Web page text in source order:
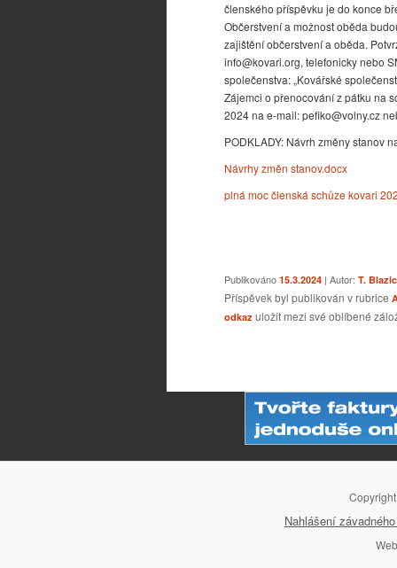
členského příspěvku je do konce
Občerstvení a možnost oběda
zajištění občerstvení a oběda.
info@kovari.org, telefonicky nebo
společenstva: „Kovářské
Zájemci o přenocování z pátku na
2024 na e-mail: pefiko@volny.cz
PODKLADY: Návrh změny stanov
Návrhy změn stanov.docx
plná moc členská schůze kovari
Publikováno 15.3.2024 | Autor: T.
Příspěvek byl publikován v rubrice
odkaz uložit mezi své oblíbené
Nahlášení